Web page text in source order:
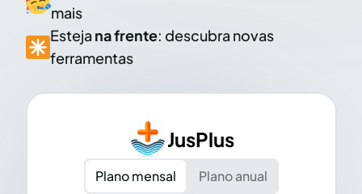
mais
Esteja na frente: descubra novas
ferramentas
JusPlus
Plano mensal
Plano anual